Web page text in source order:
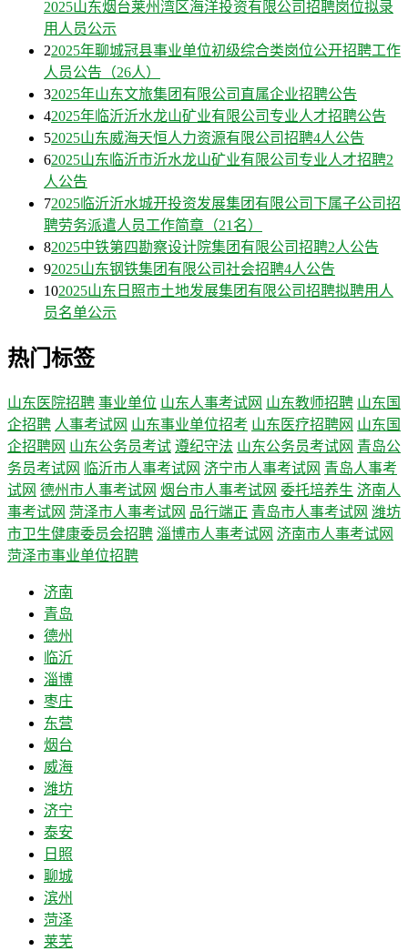
2025山东烟台莱州湾区海洋投资有限公司招聘岗位拟录
用人员公示
22025年聊城冠县事业单位初级综合类岗位公开招聘工作
人员公告（26人）
32025年山东文旅集团有限公司直属企业招聘公告
42025年临沂沂水龙山矿业有限公司专业人才招聘公告
52025山东威海天恒人力资源有限公司招聘4人公告
62025山东临沂市沂水龙山矿业有限公司专业人才招聘2
人公告
72025临沂沂水城开投资发展集团有限公司下属子公司招
聘劳务派遣人员工作简章（21名）
82025中铁第四勘察设计院集团有限公司招聘2人公告
92025山东钢铁集团有限公司社会招聘4人公告
102025山东日照市土地发展集团有限公司招聘拟聘用人
员名单公示
热门标签
山东医院招聘 事业单位 山东人事考试网 山东教师招聘 山东国
企招聘 人事考试网 山东事业单位招考 山东医疗招聘网 山东国
企招聘网 山东公务员考试 遵纪守法 山东公务员考试网 青岛公
务员考试网
临沂市人事考试网 济宁市人事考试网 青岛人事考
试网 德州市人事考试网 烟台市人事考试网 委托培养生 济南人
事考试网 菏泽市人事考试网 品行端正 青岛市人事考试网 潍坊
市卫生健康委员会招聘 淄博市人事考试网 济南市人事考试网
菏泽市事业单位招聘
济南
青岛
德州
临沂
淄博
枣庄
东营
烟台
威海
潍坊
济宁
泰安
日照
聊城
滨州
菏泽
莱芜